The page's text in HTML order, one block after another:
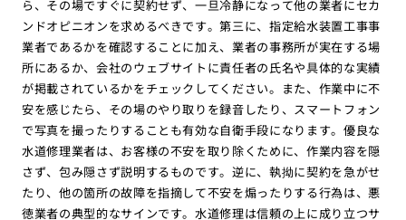
ら、その場ですぐに契約せず、一旦冷静になって他の業者にセカ
ンドオピニオンを求めるべきです。第三に、指定給水装置工事事
業者であるかを確認することに加え、業者の事務所が実在する場
所にあるか、会社のウェブサイトに責任者の氏名や具体的な実績
が掲載されているかをチェックしてください。また、作業中に不
安を感じたら、その場のやり取りを録音したり、スマートフォン
で写真を撮ったりすることも有効な自衛手段になります。優良な
水道修理業者は、お客様の不安を取り除くために、作業内容を隠
さず、包み隠さず説明するものです。逆に、執拗に契約を急がせ
たり、他の箇所の故障を指摘して不安を煽ったりする行為は、悪
徳業者の典型的なサインです。水道修理は信頼の上に成り立つサ